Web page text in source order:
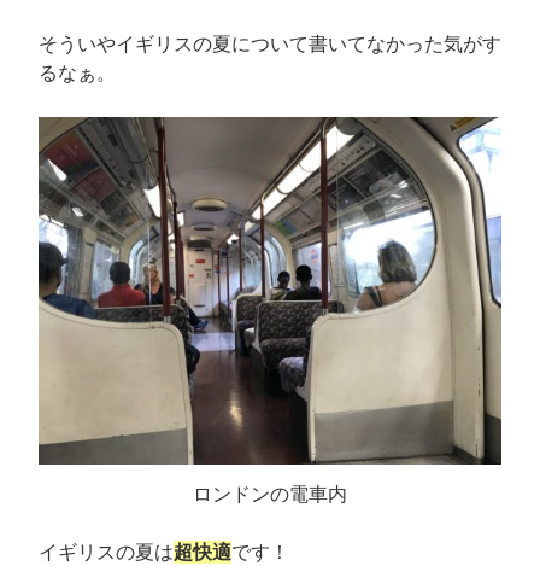
そういやイギリスの夏について書いてなかった気がす
るなぁ。
ロンドンの電車内
イギリスの夏は超快適です！